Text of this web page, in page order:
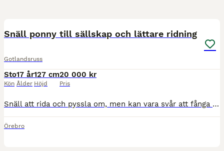
Snäll ponny till sällskap och lättare ridning
Gotlandsruss
Sto
Kön
17 år
Ålder
127 cm
Höjd
20 000 kr
Pris
Snäll att rida och pyssla om, men kan vara svår att fånga i hagen. Kan stå inne ensam och lämnas själv i hagen. Går att rida ut ensam eller tillsammans med andra. Bra hovar, går barfota. Har ej haft f
Örebro